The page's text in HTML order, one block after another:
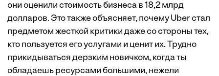
они оценили стоимость бизнеса в 18,2 млрд
долларов. Это также объясняет, почему Uber стал
предметом жесткой критики даже со стороны тех,
кто пользуется его услугами и ценит их. Трудно
прикидываться дерзким новичком, когда ты
обладаешь ресурсами большими, нежели